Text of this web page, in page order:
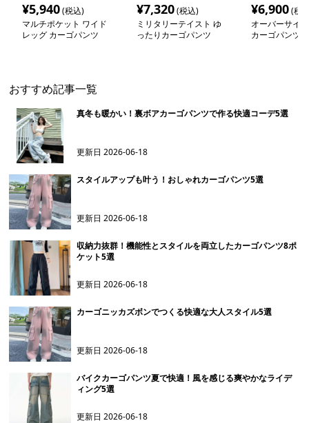
¥5,940(税込)
マルチポケット ワイド
レッグ カーゴパンツ
¥7,320(税込)
ミリタリーテイスト ゆ
ったりカーゴパンツ
¥6,900(税
オーバーサイ
カーゴパンツ
おすすめ記事一覧
真冬も暖かい！裏ボアカーゴパンツで作る快適コーデ5選
更新日2026-06-18
スタイルアップも叶う！おしゃれカーゴパンツ5選
更新日2026-06-18
収納力抜群！機能性とスタイルを両立したカーゴパンツ8ポ
ケット5選
更新日2026-06-18
カーゴニッカズボンでつくる快適な大人スタイル5選
更新日2026-06-18
バイクカーゴパンツ夏で快適！風を感じる爽やかなライデ
ィング5選
更新日2026-06-18